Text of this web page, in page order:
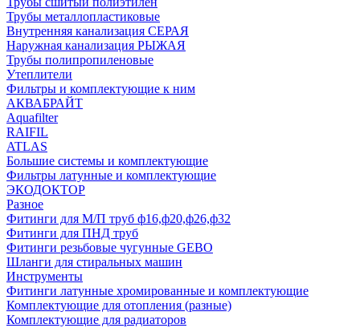
Трубы металлопластиковые
Внутренняя канализация СЕРАЯ
Наружная канализация РЫЖАЯ
Трубы полипропиленовые
Утеплители
Фильтры и комплектующие к ним
АКВАБРАЙТ
Aquafilter
RAIFIL
ATLAS
Большие системы и комплектующие
Фильтры латунные и комплектующие
ЭКОДОКТОР
Разное
Фитинги для М/П труб ф16,ф20,ф26,ф32
Фитинги для ПНД труб
Фитинги резьбовые чугунные GEBO
Шланги для стиральных машин
Инструменты
Фитинги латунные хромированные и комплектующие
Комплектующие для отопления (разные)
Комплектующие для радиаторов